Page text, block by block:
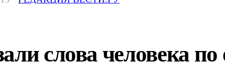
слова человека по